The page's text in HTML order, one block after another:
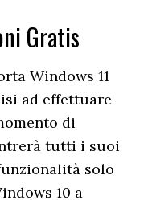
Gratis
Windows 11
ad effettuare
di
tutti i suoi
solo
10 a